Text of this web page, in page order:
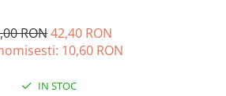
RON42,40 RON
10,60 RON
IN STOC